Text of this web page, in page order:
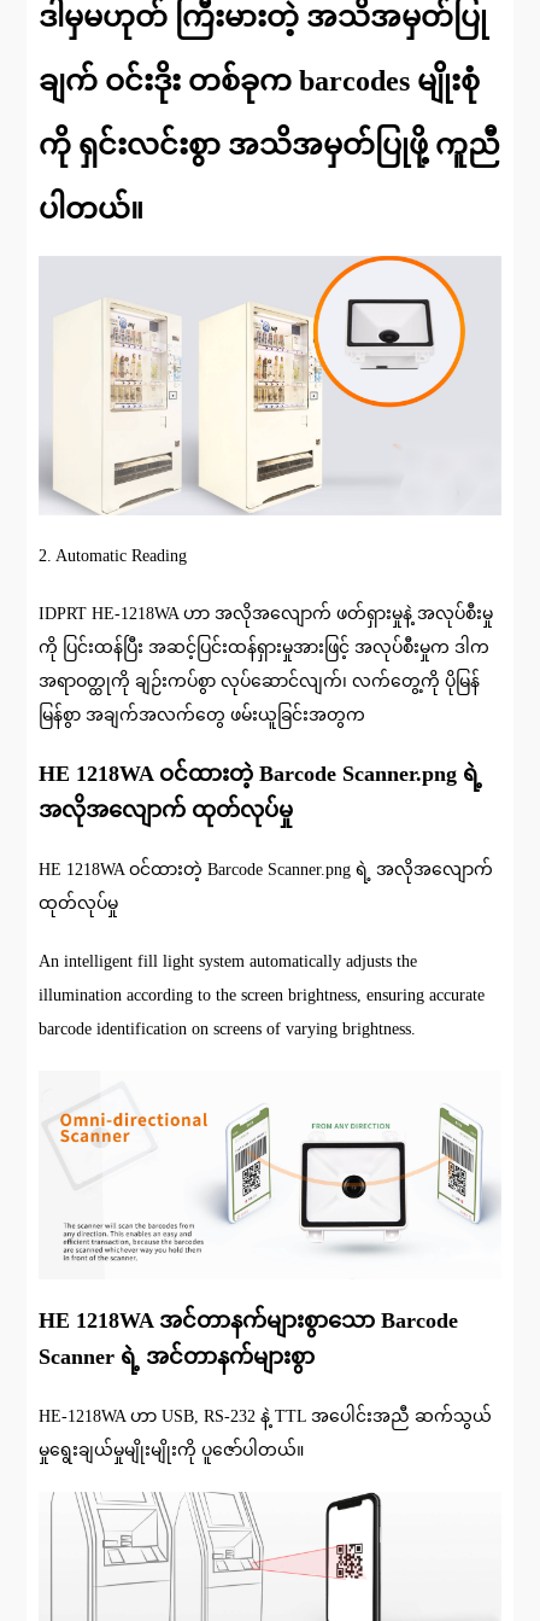
ဒါမှမဟုတ် ကြီးမားတဲ့ အသိအမှတ်ပြု
ချက် ဝင်းဒိုး တစ်ခုက barcodes မျိုးစုံ
ကို ရှင်းလင်းစွာ အသိအမှတ်ပြုဖို့ ကူညီ
ပါတယ်။
2. Automatic Reading
IDPRT HE-1218WA ဟာ အလိုအလျောက် ဖတ်ရှားမှုနဲ့ အလုပ်စီးမှု
ကို ပြင်းထန်ပြီး အဆင့်ပြင်းထန်ရှားမှုအားဖြင့် အလုပ်စီးမှုက ဒါက
အရာဝတ္ထုကို ချဉ်းကပ်စွာ လုပ်ဆောင်လျက်၊ လက်တွေ့ကို ပိုမြန်
မြန်စွာ အချက်အလက်တွေ ဖမ်းယူခြင်းအတွက
HE 1218WA ဝင်ထားတဲ့ Barcode Scanner.png ရဲ့
အလိုအလျောက် ထုတ်လုပ်မှု
HE 1218WA ဝင်ထားတဲ့ Barcode Scanner.png ရဲ့ အလိုအလျောက်
ထုတ်လုပ်မှု
An intelligent fill light system automatically adjusts the
illumination according to the screen brightness, ensuring accurate
barcode identification on screens of varying brightness.
HE 1218WA အင်တာနက်များစွာသော Barcode
Scanner ရဲ့ အင်တာနက်များစွာ
HE-1218WA ဟာ USB, RS-232 နဲ့ TTL အပေါင်းအညီ ဆက်သွယ်
မှုရွေးချယ်မှုမျိုးမျိုးကို ပူဇော်ပါတယ်။